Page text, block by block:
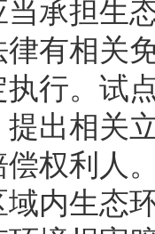
承担生
有相关
行。试
出相关
利人。
内生态